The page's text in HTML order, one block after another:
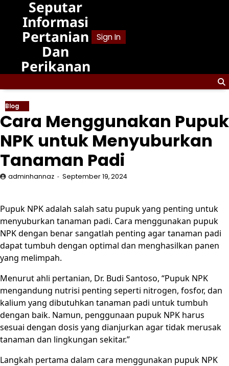
content
Seputar
Informasi
Pertanian
Dan
Perikanan
Sign In
Blog
Cara Menggunakan Pupuk
NPK untuk Menyuburkan
Tanaman Padi
adminhannaz September 19, 2024
Pupuk NPK adalah salah satu pupuk yang penting untuk
menyuburkan tanaman padi. Cara menggunakan pupuk
NPK dengan benar sangatlah penting agar tanaman padi
dapat tumbuh dengan optimal dan menghasilkan panen
yang melimpah.
Menurut ahli pertanian, Dr. Budi Santoso, “Pupuk NPK
mengandung nutrisi penting seperti nitrogen, fosfor, dan
kalium yang dibutuhkan tanaman padi untuk tumbuh
dengan baik. Namun, penggunaan pupuk NPK harus
sesuai dengan dosis yang dianjurkan agar tidak merusak
tanaman dan lingkungan sekitar.”
Langkah pertama dalam cara menggunakan pupuk NPK